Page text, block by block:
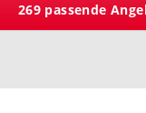
269 passende